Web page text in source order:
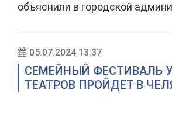
объяснили в городской
05.07.2024 13:37
СЕМЕЙНЫЙ ФЕСТИВАЛЬ
ТЕАТРОВ ПРОЙДЕТ В